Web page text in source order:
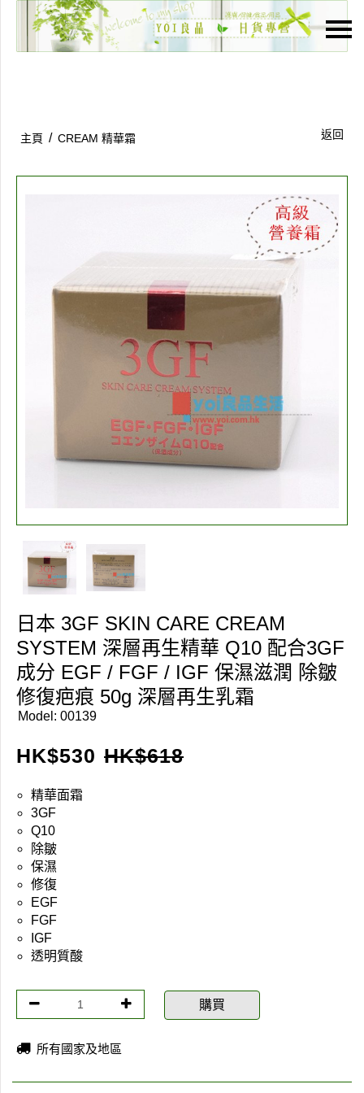
主頁
聯絡我們
主頁 / CREAM 精華霜 返回
日本 3GF SKIN CARE CREAM
SYSTEM 深層再生精華 Q10 配合3GF
成分 EGF / FGF / IGF 保濕滋潤 除皺
修復疤痕 50g 深層再生乳霜
Model: 00139
HK$530 HK$618
精華面霜
3GF
Q10
除皺
保濕
修復
EGF
FGF
IGF
透明質酸
購買
所有國家及地區